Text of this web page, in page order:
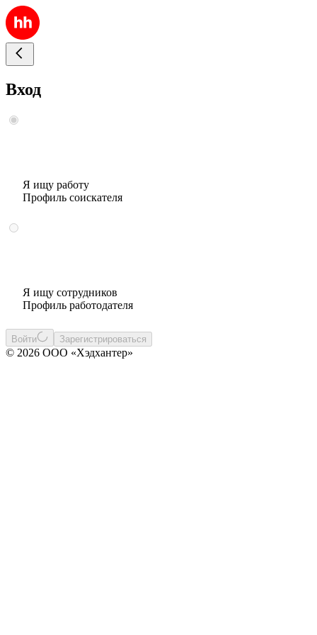
Вход
Я ищу работу
Профиль соискателя
Я ищу сотрудников
Профиль работодателя
Войти Зарегистрироваться
© 2026 ООО «Хэдхантер»